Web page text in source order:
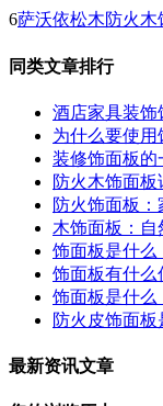
6萨沃依松木防火木
同类文章排行
酒店家具装饰
为什么要使用
装修饰面板的
防火木饰面板
防火饰面板
木饰面板：
饰面板是什么
饰面板有什么
饰面板是什么
防火皮饰面板
最新资讯文章